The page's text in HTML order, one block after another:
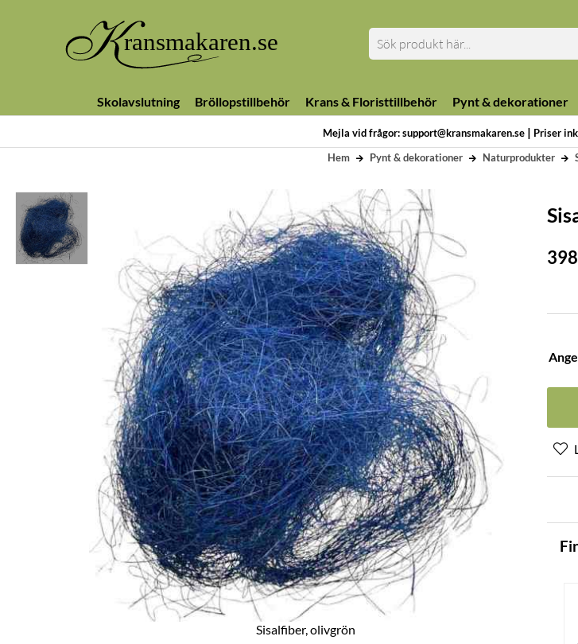
Mejla vid frågor: support@kransmakaren.se| Priser
Skolavslutning Bröllopstillbehör Krans & Floristtillbehör Pynt & dekorationer
Hem Pynt & dekorationer Naturprodukter
Sisalfiber, olivgrön
398